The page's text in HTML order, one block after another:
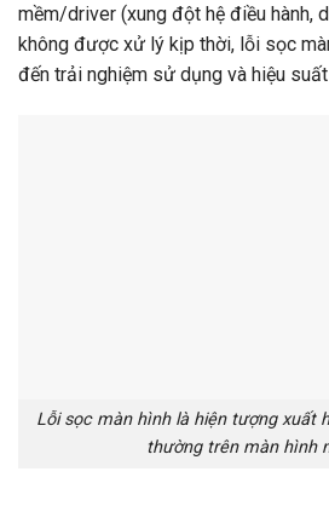
mềm/driver (xung đột hệ điều hành,
không được xử lý kịp thời, lỗi sọc
đến trải nghiệm sử dụng và hiệu
Lỗi sọc màn hình là hiện tượng xuất
thường trên màn hình